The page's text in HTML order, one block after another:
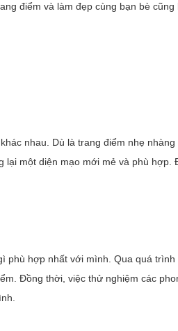
điểm và làm đẹp cùng bạn bè
nhau. Dù là trang điểm nhẹ
lại một diện mạo mới mẻ và phù
phù hợp nhất với mình. Qua quá
Đồng thời, việc thử nghiệm các